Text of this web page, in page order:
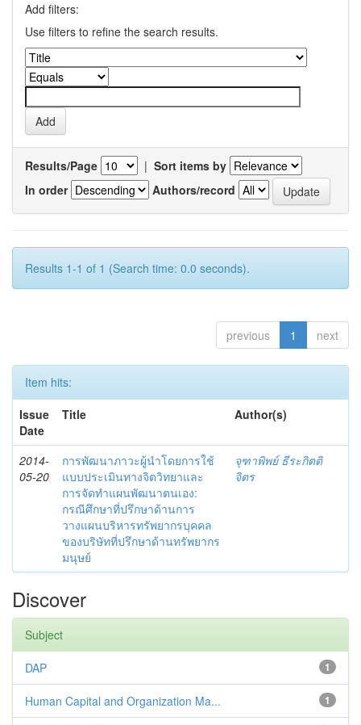
Add filters:
Use filters to refine the search results.
Results/Page | Sort items by
In order
Authors/record
Results 1-1 of 1 (Search time: 0.0 seconds).
previous 1 next
Item hits:
Issue
Date
Title Author(s)
2014-
05-20
การพัฒนาภาวะผู้นำโดยการใช้
แบบประเมินทางจิตวิทยาและ
การจัดทำแผนพัฒนาตนเอง:
กรณีศึกษาที่ปรึกษาด้านการ
วางแผนบริหารทรัพยากรบุคคล
ของบริษัทที่ปรึกษาด้านทรัพยากร
มนุษย์
จุฑาพิพย์ ธีระกิตติ
จิตร
Discover
Subject
1
DAP
1
Human Capital and Organization Ma...